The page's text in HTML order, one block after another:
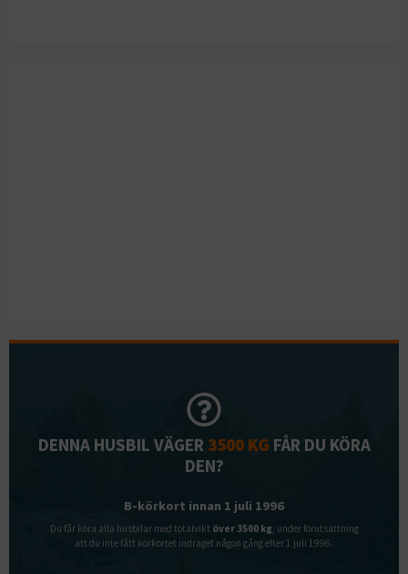
DENNA HUSBIL VÄGER 3500 KG FÅR DU KÖRA
DEN?
B-körkort innan 1 juli 1996
Du får köra alla husbilar med totalvikt över 3500 kg, under förutsättning
att du inte fått körkortet indraget någon gång efter 1 juli 1996.